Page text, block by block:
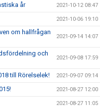
år 2021-10-12 08:47
2021-10-06 19:10
om hallfrågan
2021-09-14 14:07
och
2021-09-08 17:59
till Rörelselek! 2021-09-07 09:14
2021-08-27 12:00
2021-08-27 11:05